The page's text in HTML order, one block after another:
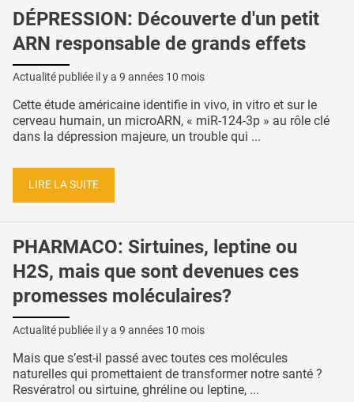
DÉPRESSION: Découverte d'un petit
ARN responsable de grands effets
Actualité publiée il y a 9 années 10 mois
Cette étude américaine identifie in vivo, in vitro et sur le
cerveau humain, un microARN, « miR-124-3p » au rôle clé
dans la dépression majeure, un trouble qui ...
LIRE LA SUITE
PHARMACO: Sirtuines, leptine ou
H2S, mais que sont devenues ces
promesses moléculaires?
Actualité publiée il y a 9 années 10 mois
Mais que s’est-il passé avec toutes ces molécules
naturelles qui promettaient de transformer notre santé ?
Resvératrol ou sirtuine, ghréline ou leptine, ...